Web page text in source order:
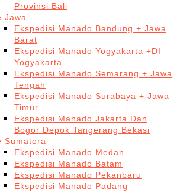
Provinsi Bali
Jawa
Ekspedisi Manado Bandung + Jawa
Barat
Ekspedisi Manado Yogyakarta +DI
Yogyakarta
Ekspedisi Manado Semarang + Jawa
Tengah
Ekspedisi Manado Surabaya + Jawa
Timur
Ekspedisi Manado Jakarta Dan
Bogor Depok Tangerang Bekasi
Sumatera
Ekspedisi Manado Medan
Ekspedisi Manado Batam
Ekspedisi Manado Pekanbaru
Ekspedisi Manado Padang